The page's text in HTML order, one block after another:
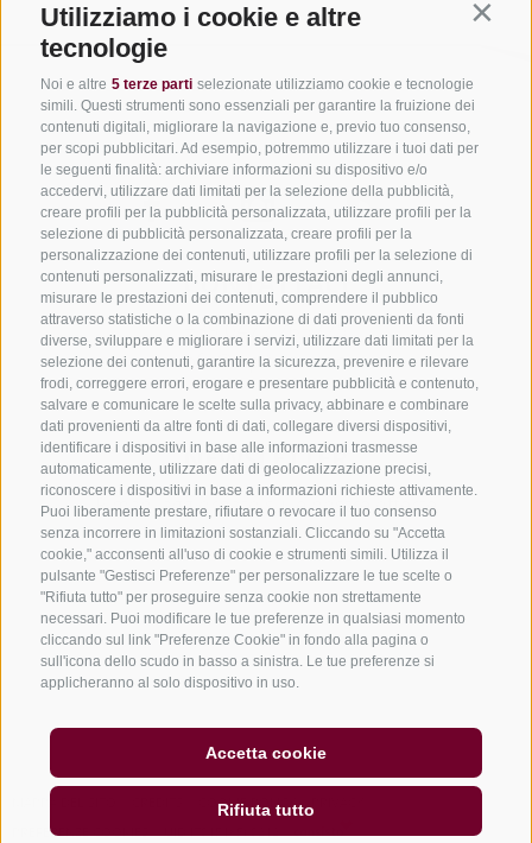
Utilizziamo i cookie e altre
tecnologie
Noi e altre 5 terze parti selezionate utilizziamo cookie e tecnologie
simili. Questi strumenti sono essenziali per garantire la fruizione dei
contenuti digitali, migliorare la navigazione e, previo tuo consenso,
per scopi pubblicitari. Ad esempio, potremmo utilizzare i tuoi dati per
le seguenti finalità: archiviare informazioni su dispositivo e/o
accedervi, utilizzare dati limitati per la selezione della pubblicità,
creare profili per la pubblicità personalizzata, utilizzare profili per la
selezione di pubblicità personalizzata, creare profili per la
personalizzazione dei contenuti, utilizzare profili per la selezione di
contenuti personalizzati, misurare le prestazioni degli annunci,
misurare le prestazioni dei contenuti, comprendere il pubblico
attraverso statistiche o la combinazione di dati provenienti da fonti
diverse, sviluppare e migliorare i servizi, utilizzare dati limitati per la
selezione dei contenuti, garantire la sicurezza, prevenire e rilevare
frodi, correggere errori, erogare e presentare pubblicità e contenuto,
salvare e comunicare le scelte sulla privacy, abbinare e combinare
dati provenienti da altre fonti di dati, collegare diversi dispositivi,
identificare i dispositivi in base alle informazioni trasmesse
automaticamente, utilizzare dati di geolocalizzazione precisi,
riconoscere i dispositivi in base a informazioni richieste attivamente.
Puoi liberamente prestare, rifiutare o revocare il tuo consenso
senza incorrere in limitazioni sostanziali. Cliccando su "Accetta
cookie," acconsenti all'uso di cookie e strumenti simili. Utilizza il
pulsante "Gestisci Preferenze" per personalizzare le tue scelte o
"Rifiuta tutto" per proseguire senza cookie non strettamente
necessari. Puoi modificare le tue preferenze in qualsiasi momento
cliccando sul link "Preferenze Cookie" in fondo alla pagina o
sull'icona dello scudo in basso a sinistra. Le tue preferenze si
applicheranno al solo dispositivo in uso.
Accetta cookie
Rifiuta tutto
CONTATTACI
+39 0472 765325
info@vipiteno.com
NEWSLETTER
Rimani aggiornato sulle nostre offerte
Registrati
COOKIE POLICY
PREFERENZE COOKIES